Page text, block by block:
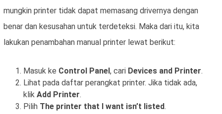
mungkin printer tidak dapat memasang drivernya dengan
benar dan kesusahan untuk terdeteksi. Maka dari itu, kita
lakukan penambahan manual printer lewat berikut:
Masuk ke Control Panel, cari Devices and Printer.
Lihat pada daftar perangkat printer. Jika tidak ada,
klik Add Printer.
Pilih The printer that I want isn’t listed.